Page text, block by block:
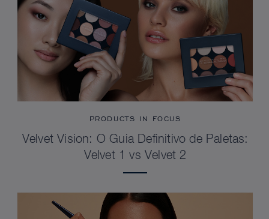
PRODUCTS IN FOCUS
Velvet Vision: O Guia Definitivo de Paletas:
Velvet 1 vs Velvet 2